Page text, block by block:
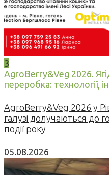
3
AgroBerry&Veg 2026.
переробка: технології,
AgroBerry&Veg 2026 у
галузі долучаються до
події року
05.08.2026